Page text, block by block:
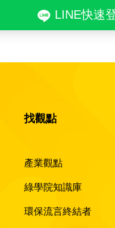
LINE快速
找觀點
產業觀點
綠學院知識庫
環保流言終結者